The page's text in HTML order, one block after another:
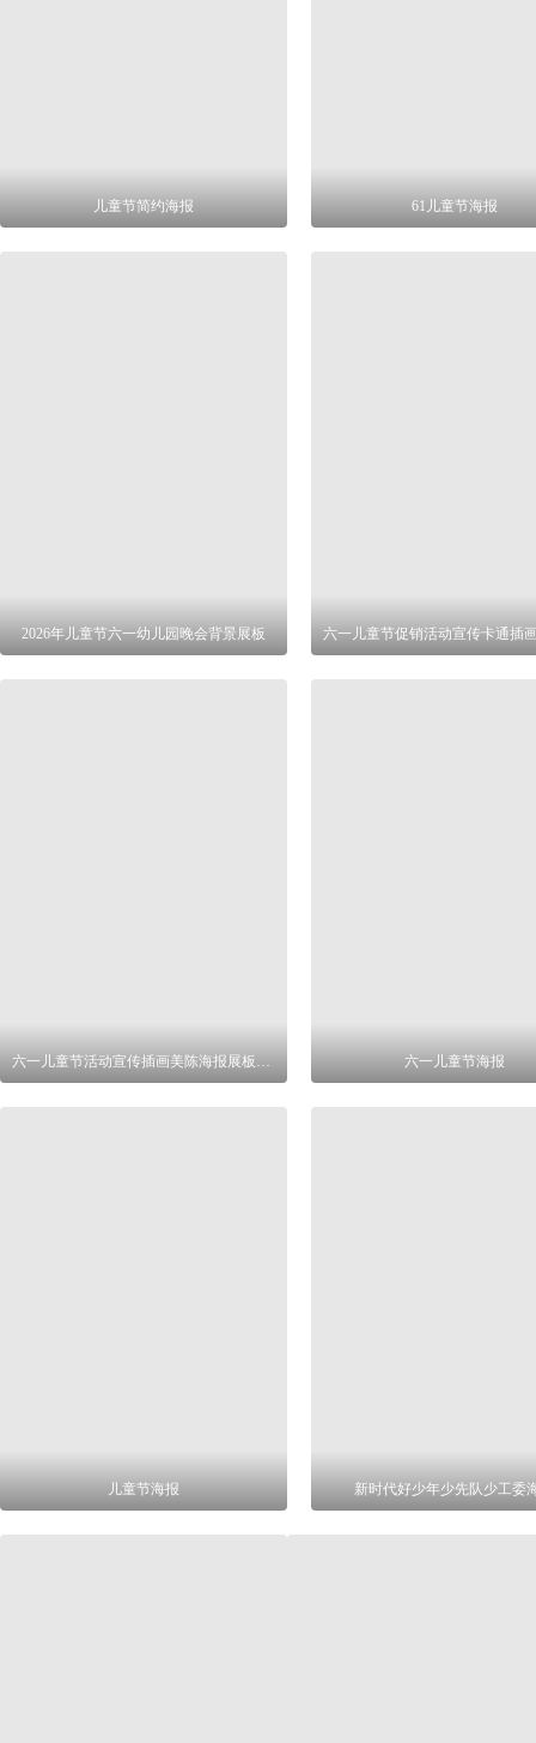
儿童节简约海报 61儿童节海报
2026年儿童节六一幼儿园晚会背景展板
六一儿童节活动宣传插画美陈海报展板物料 六一儿童节海报
儿童节海报 新时代好少年少先队少工委